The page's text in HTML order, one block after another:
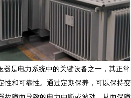
是电力系统中的关键设备之一，其正常
性和可靠性。通过定期保养，可以保持变
故障而导致的电力中断或波动，从而保障